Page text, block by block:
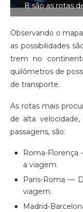
8 são as rotas
Observando o
as possibilidades
trem no
quilômetros de
de transporte.
As rotas mais
de alta
passagens, são:
Roma-
a viagem.
Paris-Roma —
viagem.
Madrid-